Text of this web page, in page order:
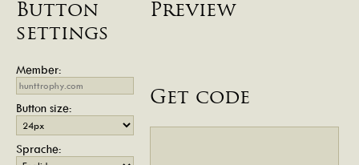
Button
settings
Member:
Button size:
Sprache:
Preview
Get code